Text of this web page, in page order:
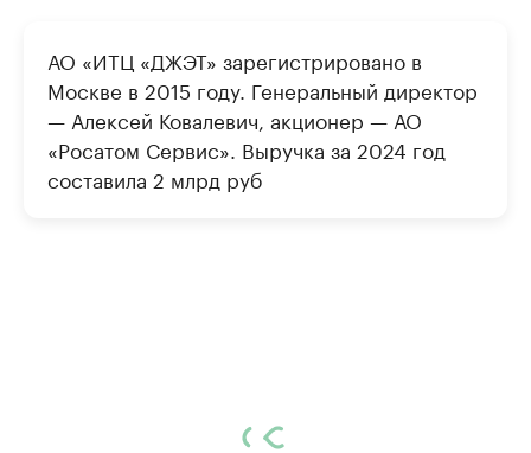
АО «ИТЦ «ДЖЭТ» зарегистрировано в
Москве в 2015 году. Генеральный директор
— Алексей Ковалевич, акционер — АО
«Росатом Сервис». Выручка за 2024 год
составила 2 млрд руб